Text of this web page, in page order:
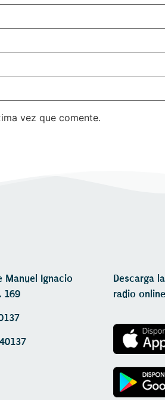
vez que comente.
Manuel Ignacio
169
Descarga
radio online